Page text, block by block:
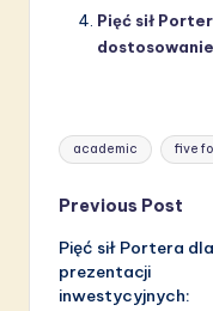
Pięć sił
Tags:
academic five
Post
Previous Post
Pięć sił Portera dla
prezentacji
inwestycyjnych: